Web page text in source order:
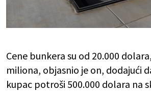
Cene bunkera su od 20.000
miliona, objasnio je on, dodajući
kupac potroši 500.000 dolara na